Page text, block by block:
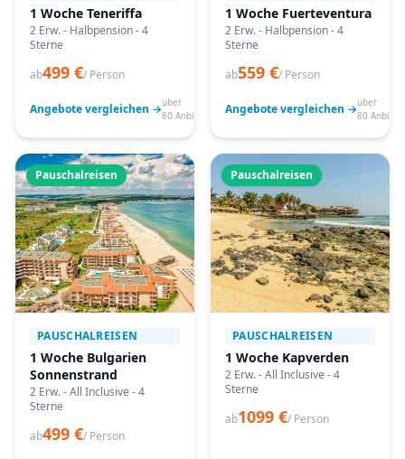
1 Woche Teneriffa
2 Erw. - Halbpension - 4
Sterne
ab499 €/ Person
Angebote vergleichen →über
80 Anbieter
1 Woche Fuerteventura
2 Erw. - Halbpension - 4
Sterne
ab559 €/ Person
Angebote vergleichen →über
80
Pauschalreisen
PAUSCHALREISEN
1 Woche Bulgarien
Sonnenstrand
2 Erw. - All Inclusive - 4
Sterne
ab499 €/ Person
Pauschalreisen
PAUSCHALREISEN
1 Woche Kapverden
2 Erw. - All Inclusive - 4
Sterne
ab1099 €/ Person